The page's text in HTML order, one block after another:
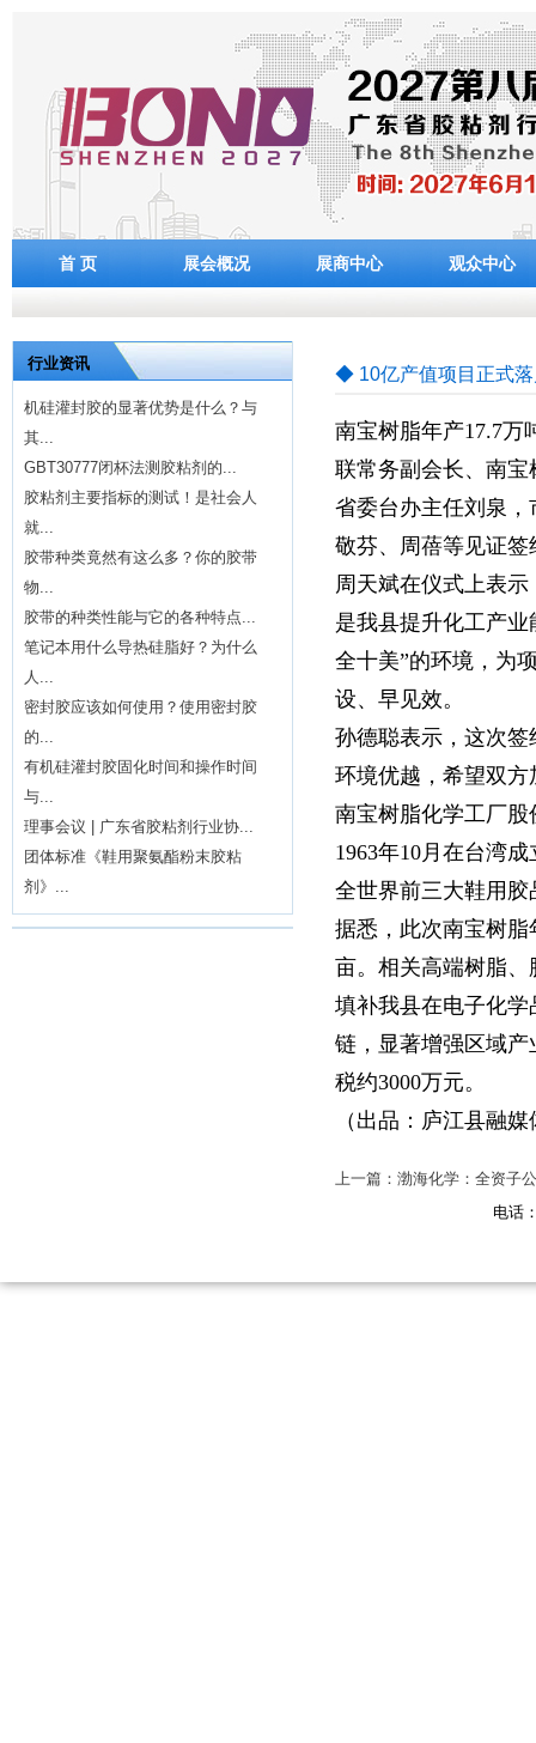
首 页 展会概况 展商中心 观众中心
行业资讯
机硅灌封胶的显著优势是什么？与
其...
GBT30777闭杯法测胶粘剂的...
胶粘剂主要指标的测试！是社会人
就...
胶带种类竟然有这么多？你的胶带
物...
胶带的种类性能与它的各种特点...
笔记本用什么导热硅脂好？为什么
人...
密封胶应该如何使用？使用密封胶
的...
有机硅灌封胶固化时间和操作时间
与...
理事会议 | 广东省胶粘剂行业协...
团体标准《鞋用聚氨酯粉末胶粘
剂》...
◆ 10亿产值项目正式
南宝树脂年产17.7万
联常务副会长、南
省委台办主任刘泉
敬芬、周蓓等见证签
周天斌在仪式上表示
是我县提升化工产
全十美”的环境，为
设、早见效。
孙德聪表示，这次
环境优越，希望双
南宝树脂化学工厂
1963年10月在台湾
全世界前三大鞋用胶
据悉，此次南宝树脂
亩。相关高端树脂
填补我县在电子化
链，显著增强区域
税约3000万元。
（出品： 庐江县融媒
上一篇：渤海化学：全资子
电话：18701717965 博寒展